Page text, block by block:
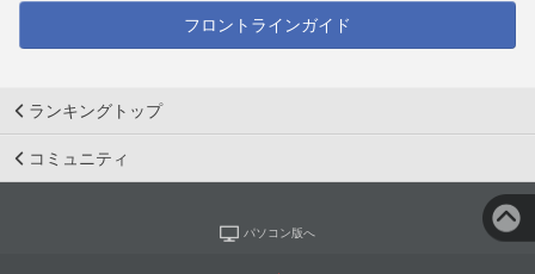
フロントラインガイド
ランキングトップ
コミュニティ
パソコン版へ